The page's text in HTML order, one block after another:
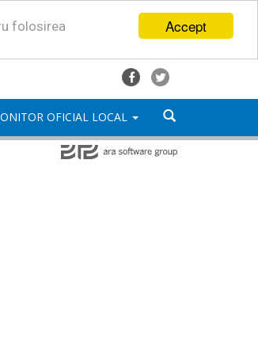
Accept
folosirea
OFICIAL LOCAL